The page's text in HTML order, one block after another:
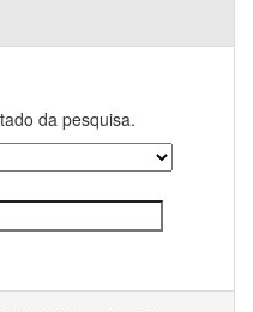
da pesquisa.